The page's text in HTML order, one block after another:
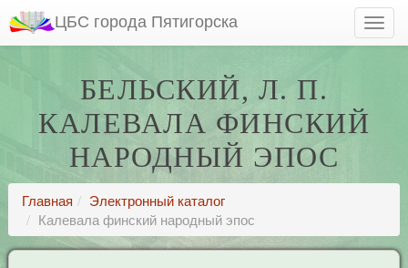
ЦБС города Пятигорска
БЕЛЬСКИЙ, Л. П.
КАЛЕВАЛА ФИНСКИЙ
НАРОДНЫЙ ЭПОС
Главная
Электронный каталог
Калевала финский народный эпос